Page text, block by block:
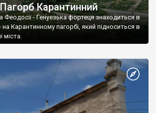
Карантинний
Феодосії - Генуезька фортеця знаходиться в
Карантинному пагорбі, який підноситься в
міста.